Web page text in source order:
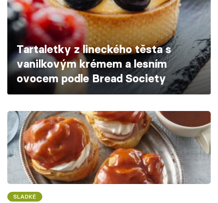
Škola vaření
Recepty z TV
Speciál: Cuketa
Těhotnej kuchař
Přihlášení
Sledujte nás
Tartaletky z lineckého těsta s
vanilkovým krémem a lesním
ovocem podle Bread Society
SLADKÉ